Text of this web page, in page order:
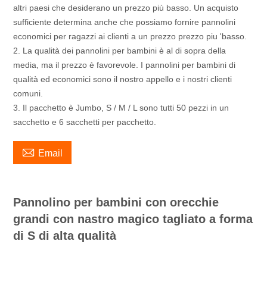
altri paesi che desiderano un prezzo più basso. Un acquisto
sufficiente determina anche che possiamo fornire pannolini
economici per ragazzi ai clienti a un prezzo prezzo piu 'basso.
2. La qualità dei pannolini per bambini è al di sopra della
media, ma il prezzo è favorevole. I pannolini per bambini di
qualità ed economici sono il nostro appello e i nostri clienti
comuni.
3. Il pacchetto è Jumbo, S / M / L sono tutti 50 pezzi in un
sacchetto e 6 sacchetti per pacchetto.
 Email
Pannolino per bambini con orecchie
grandi con nastro magico tagliato a forma
di S di alta qualità